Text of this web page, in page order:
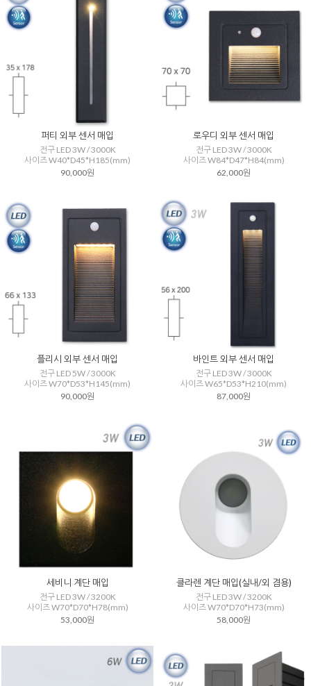
퍼티 외부 센서 매입
전구 LED 3W / 3000K
사이즈 W40*D45*H185(mm)
90,000원
로우디 외부 센서 매입
전구 LED 3W / 3000K
사이즈 W84*D47*H84(mm)
62,000원
플리시 외부 센서 매입
전구 LED 5W / 3000K
사이즈 W70*D53*H145(mm)
90,000원
바인트 외부 센서 매입
전구 LED 3W / 3000K
사이즈 W65*D53*H210(mm)
87,000원
세비니 계단 매입
전구 LED 3W / 3200K
사이즈 W70*D70*H78(mm)
53,000원
클라렌 계단 매입(실내/외 겸용)
전구 LED 3W / 3200K
사이즈 W70*D70*H73(mm)
58,000원